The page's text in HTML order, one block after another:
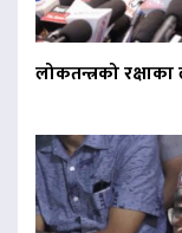
लोकतन्त्रको